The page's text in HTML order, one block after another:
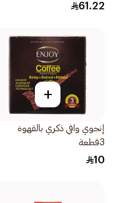
61.22
+
إنجوي واقي ذكري بالقهوة
3قطعة
10